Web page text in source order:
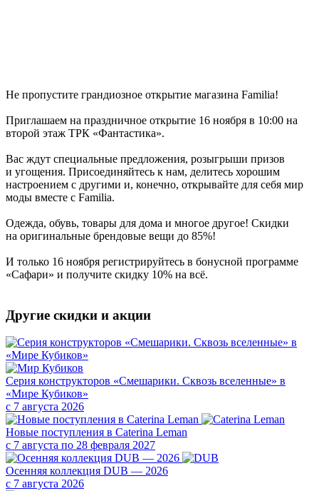
Не пропустите грандиозное открытие магазина Familia!
Приглашаем на праздничное открытие 16 ноября в 10:00 на
второй этаж ТРК «Фантастика».
Вас ждут специальные предложения, розыгрыши призов
и угощения. Присоединяйтесь к нам, делитесь хорошим
настроением с другими и, конечно, открывайте для себя мир
моды вместе с Familia.
Одежда, обувь, товары для дома и многое другое! Скидки
на оригинальные брендовые вещи до 85%!
И только 16 ноября регистрируйтесь в бонусной программе
«Сафари» и получите скидку 10% на всё.
Другие скидки и акции
Серия конструкторов «Смешарики. Сквозь вселенные» в
«Мире Кубиков»
с 7 августа 2026
Новые поступления в Caterina Leman
с 7 августа по 28 февраля 2027
Осенняя коллекция DUB — 2026
с 7 августа 2026